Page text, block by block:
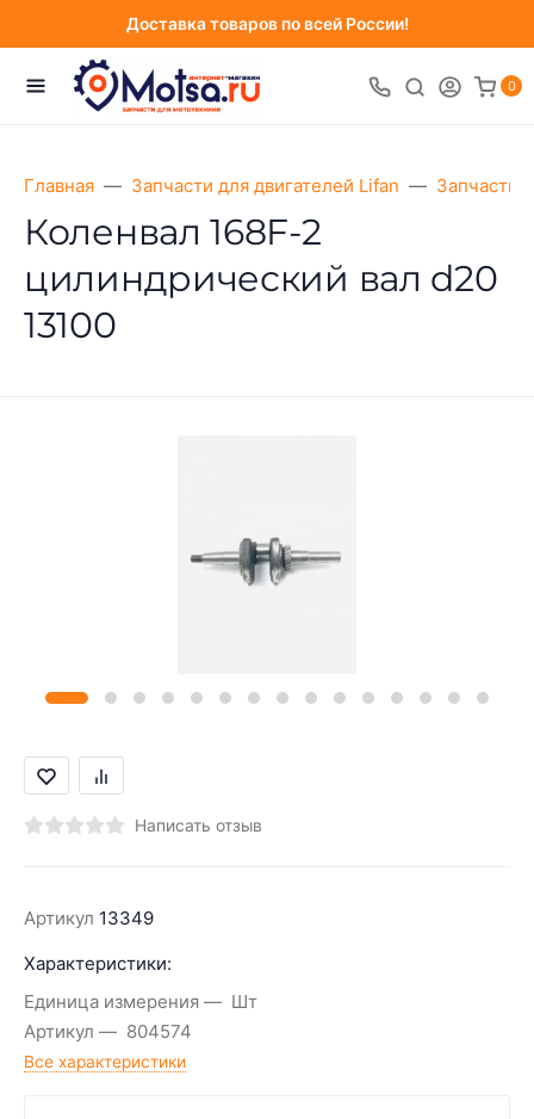
Доставка товаров по всей России!
0
Главная Запчасти для двигателей Lifan Запчасти
Коленвал 168F-2
цилиндрический вал d20
13100
Написать отзыв
Артикул 13349
Характеристики:
Единица измерения
Шт
Артикул
804574
Все характеристики